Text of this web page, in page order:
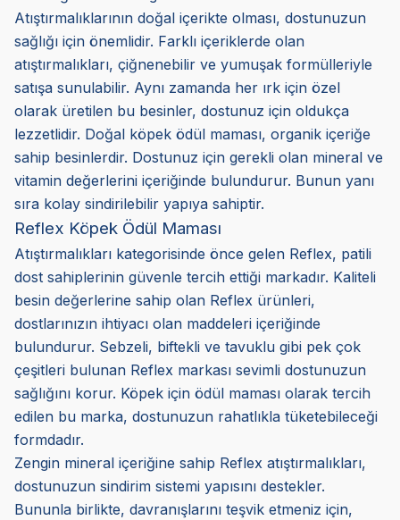
Atıştırmalıklarının doğal içerikte olması, dostunuzun
sağlığı için önemlidir. Farklı içeriklerde olan
atıştırmalıkları, çiğnenebilir ve yumuşak formülleriyle
satışa sunulabilir. Aynı zamanda her ırk için özel
olarak üretilen bu besinler, dostunuz için oldukça
lezzetlidir. Doğal köpek ödül maması, organik içeriğe
sahip besinlerdir. Dostunuz için gerekli olan mineral ve
vitamin değerlerini içeriğinde bulundurur. Bunun yanı
sıra kolay sindirilebilir yapıya sahiptir.
Reflex Köpek Ödül Maması
Atıştırmalıkları kategorisinde önce gelen Reflex, patili
dost sahiplerinin güvenle tercih ettiği markadır. Kaliteli
besin değerlerine sahip olan Reflex ürünleri,
dostlarınızın ihtiyacı olan maddeleri içeriğinde
bulundurur. Sebzeli, biftekli ve tavuklu gibi pek çok
çeşitleri bulunan Reflex markası sevimli dostunuzun
sağlığını korur. Köpek için ödül maması olarak tercih
edilen bu marka, dostunuzun rahatlıkla tüketebileceği
formdadır.
Zengin mineral içeriğine sahip Reflex atıştırmalıkları,
dostunuzun sindirim sistemi yapısını destekler.
Bununla birlikte, davranışlarını teşvik etmeniz için,